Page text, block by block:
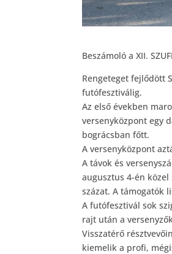
Beszámoló a XII.
Rengeteget fejlődött
futófesztiválig.
Az első években
versenyközpont egy
bográcsban főtt.
A versenyközpont
A távok és
augusztus 4-én
százat. A támogatók
A futófesztivál sok
rajt után a
Visszatérő
kiemelik a profi,